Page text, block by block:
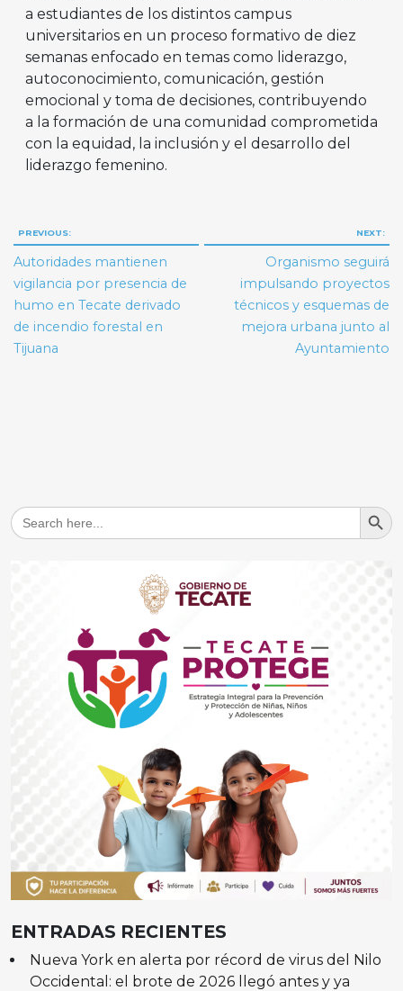
a estudiantes de los distintos campus
universitarios en un proceso formativo de diez
semanas enfocado en temas como liderazgo,
autoconocimiento, comunicación, gestión
emocional y toma de decisiones, contribuyendo
a la formación de una comunidad comprometida
con la equidad, la inclusión y el desarrollo del
liderazgo femenino.
Navegación
de
entradas
PREVIOUS:
Autoridades mantienen
vigilancia por presencia de
humo en Tecate derivado
de incendio forestal en
Tijuana
NEXT:
Organismo seguirá
impulsando proyectos
técnicos y esquemas de
mejora urbana junto al
Ayuntamiento
Search
for:
Search
ENTRADAS RECIENTES
Nueva York en alerta por récord de virus del Nilo
Occidental: el brote de 2026 llegó antes y ya